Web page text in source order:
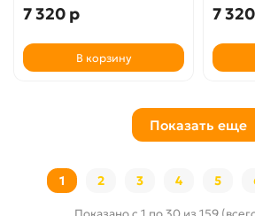
7 320 р
В корзину
7
Показать еще
1 2 3 4 5